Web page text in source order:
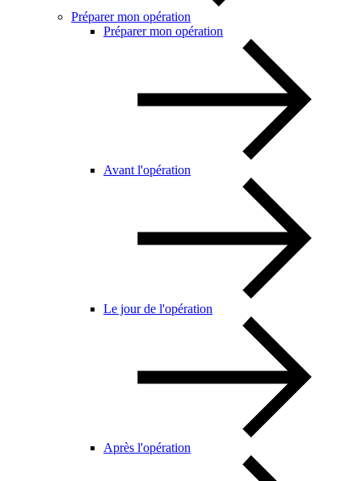
Préparer mon opération
Préparer mon opération
Avant l'opération
Le jour de l'opération
Après l'opération